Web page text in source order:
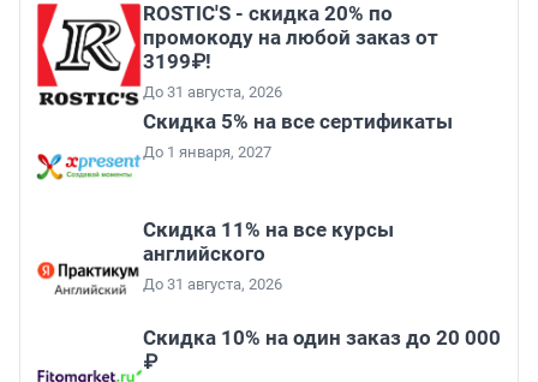
ROSTIC'S - скидка 20% по
промокоду на любой заказ от
3199₽!
До 31 августа, 2026
Скидка 5% на все сертификаты
До 1 января, 2027
Скидка 11% на все курсы
английского
До 31 августа, 2026
Скидка 10% на один заказ до 20 000
₽